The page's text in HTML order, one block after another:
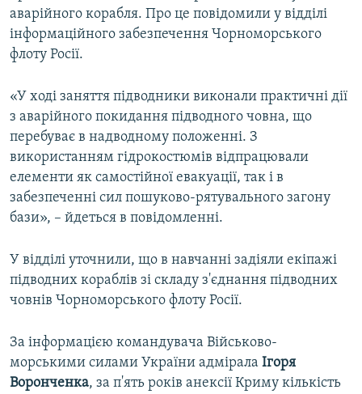
ВСЕ ЗА ДЕНЬ
СПЕЦПРОЕКТИ
ДЕПОРТАЦІЯ
ВІДЕОУРОКИ «ELIFBE»
СВІДЧЕННЯ ОКУПАЦІЇ
УКРАЇНСЬКА ПРОБЛЕМА КРИМУ
ІНФОГРАФІКА
ЯК ОБІЙТИ БЛОКУВАННЯ
Русский
Qırımtatar
ДОЛУЧАЙСЯ!
Усі сайти RFE/RL
аварійного корабля. Про це повідомили у відділі
інформаційного забезпечення Чорноморського
флоту Росії.
«У ході заняття підводники виконали практичні дії
з аварійного покидання підводного човна, що
перебуває в надводному положенні. З
використанням гідрокостюмів відпрацювали
елементи як самостійної евакуації, так і в
забезпеченні сил пошуково-рятувального загону
бази», – йдеться в повідомленні.
У відділі уточнили, що в навчанні задіяли екіпажі
підводних кораблів зі складу з'єднання підводних
човнів Чорноморського флоту Росії.
За інформацією командувача Військово-
морськими силами України адмірала Ігоря
Воронченка, за п'ять років анексії Криму кількість